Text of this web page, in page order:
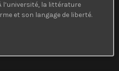
l’université, la littérature
et son langage de liberté.